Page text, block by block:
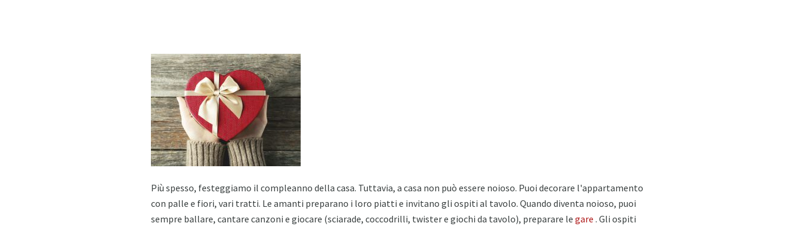
Più spesso, festeggiamo il compleanno della casa. Tuttavia, a casa non può essere noioso. Puoi decorare l'appartamento
con palle e fiori, vari tratti. Le amanti preparano i loro piatti e invitano gli ospiti al tavolo. Quando diventa noioso, puoi
sempre ballare, cantare canzoni e giocare (sciarade, coccodrilli, twister e giochi da tavolo), preparare le gare . Gli ospiti